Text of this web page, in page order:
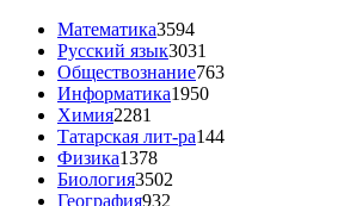
Математика3594
Русский язык3031
Обществознание763
Информатика1950
Химия2281
Татарская лит-ра144
Физика1378
Биология3502
География932